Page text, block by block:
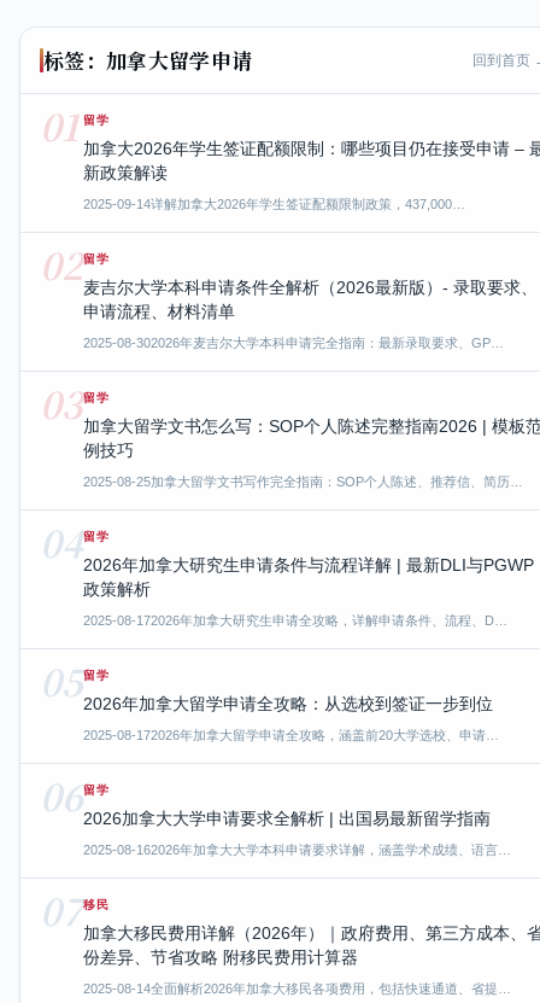
标签：加拿大留学申请 回到首页
01 留学
加拿大2026年学生签证配额限制：哪些项目仍在接受申请 –
新政策解读
2025-09-14详解加拿大2026年学生签证配额限制政策，437,000…
02留学
麦吉尔大学本科申请条件全解析（2026最新版）- 录取要求、
申请流程、材料清单
2025-08-302026年麦吉尔大学本科申请完全指南：最新录取要求、GP…
03留学
加拿大留学文书怎么写：SOP个人陈述完整指南2026 | 模板
例技巧
2025-08-25加拿大留学文书写作完全指南：SOP个人陈述、推荐信、简历…
04留学
2026年加拿大研究生申请条件与流程详解 | 最新DLI与PGWP
政策解析
2025-08-172026年加拿大研究生申请全攻略，详解申请条件、流程、D…
05留学
2026年加拿大留学申请全攻略：从选校到签证一步到位
2025-08-172026年加拿大留学申请全攻略，涵盖前20大学选校、申请…
06留学
2026加拿大大学申请要求全解析 | 出国易最新留学指南
2025-08-162026年加拿大大学本科申请要求详解，涵盖学术成绩、语言…
07移民
加拿大移民费用详解（2026年）｜政府费用、第三方成本、
份差异、节省攻略 附移民费用计算器
2025-08-14全面解析2026年加拿大移民各项费用，包括快速通道、省提…